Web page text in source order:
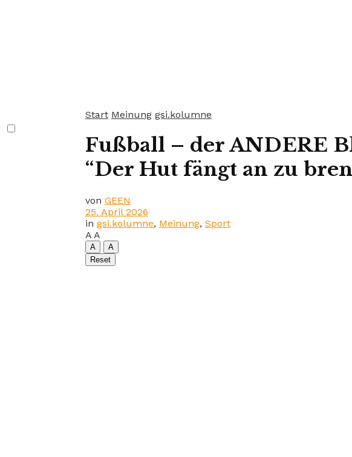
Start Meinung gsi.kolumne
Fußball – der ANDERE
“Der Hut fängt an zu
von GEEN
25. April 2026
in gsi.kolumne, Meinung, Sport
A A
A
A
Reset